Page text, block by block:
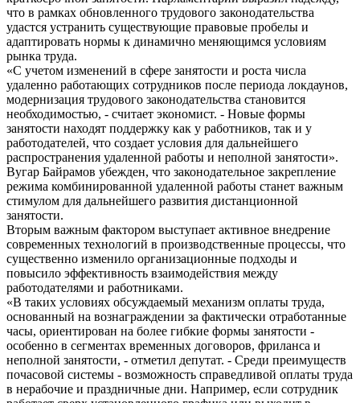
что в рамках обновленного трудового законодательства
удастся устранить существующие правовые пробелы и
адаптировать нормы к динамично меняющимся условиям
рынка труда.
«С учетом изменений в сфере занятости и роста числа
удаленно работающих сотрудников после периода локдаунов,
модернизация трудового законодательства становится
необходимостью, - считает экономист. - Новые формы
занятости находят поддержку как у работников, так и у
работодателей, что создает условия для дальнейшего
распространения удаленной работы и неполной занятости».
Вугар Байрамов убежден, что законодательное закрепление
режима комбинированной удаленной работы станет важным
стимулом для дальнейшего развития дистанционной
занятости.
Вторым важным фактором выступает активное внедрение
современных технологий в производственные процессы, что
существенно изменило организационные подходы и
повысило эффективность взаимодействия между
работодателями и работниками.
«В таких условиях обсуждаемый механизм оплаты труда,
основанный на вознаграждении за фактически отработанные
часы, ориентирован на более гибкие формы занятости -
особенно в сегментах временных договоров, фриланса и
неполной занятости, - отметил депутат. - Среди преимуществ
почасовой системы - возможность справедливой оплаты труда
в нерабочие и праздничные дни. Например, если сотрудник